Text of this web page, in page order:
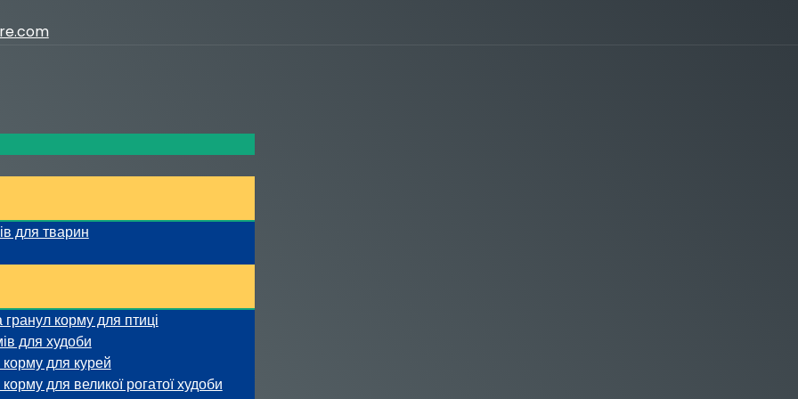
для тварин
корму для птиці
для худоби
для курей
для великої рогатої худоби